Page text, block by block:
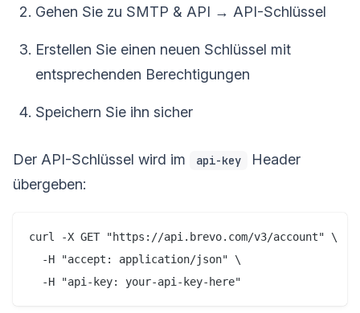
Gehen Sie zu SMTP & API → API-Schlüssel
Erstellen Sie einen neuen Schlüssel mit
entsprechenden Berechtigungen
Speichern Sie ihn sicher
Der API-Schlüssel wird im api-key
Header
übergeben:
curl -X GET "https://api.brevo.com/v3/account" \
  -H "accept: application/json" \